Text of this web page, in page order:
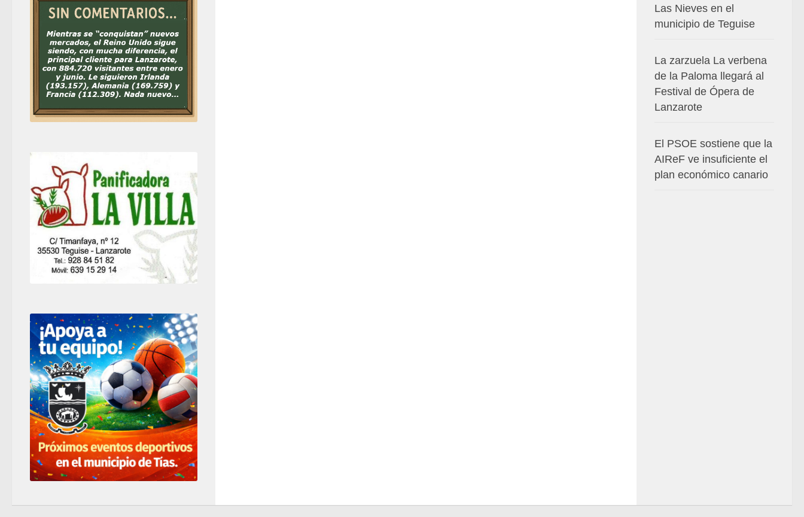
Las Nieves en el
municipio de Teguise
La zarzuela La verbena
de la Paloma llegará al
Festival de Ópera de
Lanzarote
El PSOE sostiene que la
AIReF ve insuficiente el
plan económico canario